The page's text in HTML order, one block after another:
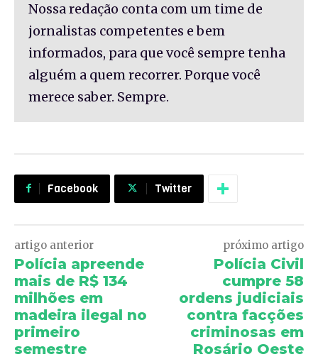
Nossa redação conta com um time de
jornalistas competentes e bem
informados, para que você sempre tenha
alguém a quem recorrer. Porque você
merece saber. Sempre.
Facebook Twitter
artigo anterior
Polícia apreende
mais de R$ 134
milhões em
madeira ilegal no
primeiro
semestre
próximo artigo
Polícia Civil
cumpre 58
ordens judiciais
contra facções
criminosas em
Rosário Oeste